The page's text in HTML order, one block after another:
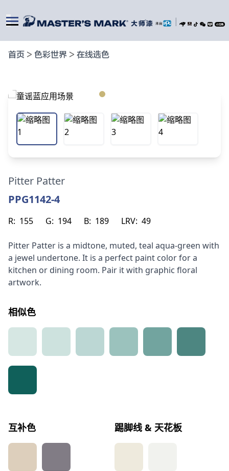
首页 > 色彩世界 > 在线选色
Pitter Patter
PPG1142-4
R: 155 G: 194 B: 189 LRV: 49
Pitter Patter is a midtone, muted, teal aqua-green with
a jewel undertone. It is a perfect paint color for a
kitchen or dining room. Pair it with graphic floral
artwork.
相似色
互补色 踢脚线 & 天花板